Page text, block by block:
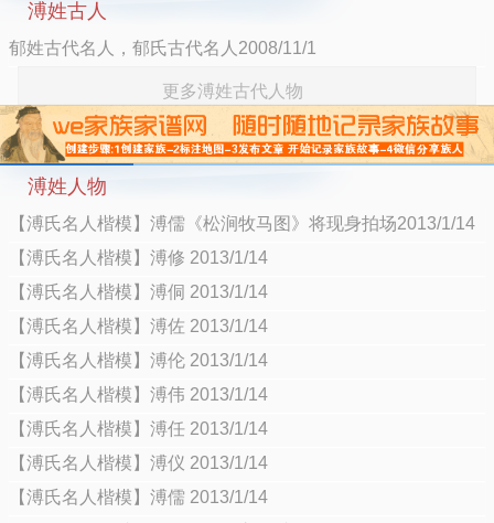
溥姓古人
郁姓古代名人，郁氏古代名人2008/11/1
更多溥姓古代人物
溥姓人物
【溥氏名人楷模】溥儒《松涧牧马图》将现身拍场2013/1/14
【溥氏名人楷模】溥修 2013/1/14
【溥氏名人楷模】溥侗 2013/1/14
【溥氏名人楷模】溥佐 2013/1/14
【溥氏名人楷模】溥伦 2013/1/14
【溥氏名人楷模】溥伟 2013/1/14
【溥氏名人楷模】溥任 2013/1/14
【溥氏名人楷模】溥仪 2013/1/14
【溥氏名人楷模】溥儒 2013/1/14